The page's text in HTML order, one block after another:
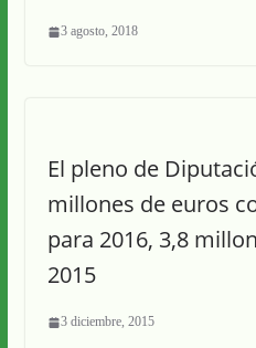
3 agosto, 2018
El pleno de
millones de euros
para 2016, 3,8
2015
3 diciembre, 2015